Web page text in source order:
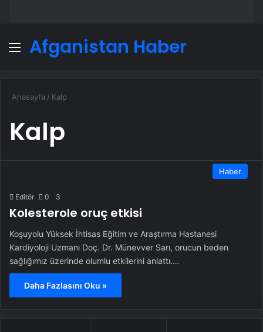
Menü
Afganistan Haber
Anasayfa / Kalp
Kalp
Haber
Editör 0 3
Kolesterole oruç etkisi
Koşuyolu Yüksek İhtisas Eğitim ve Araştırma Hastanesi
Kardiyoloji Uzmanı Doç. Dr. Münevver Sarı, orucun beden
sağlığımız üzerinde olumlu etkilerini anlattı.…
Daha Fazlasını Oku »